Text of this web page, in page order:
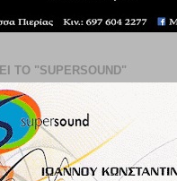
ΤΟ "SUPERSOUND"